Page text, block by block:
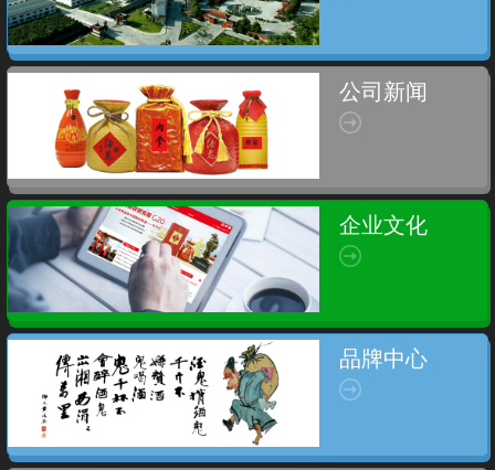
公司新闻
企业文化
品牌中心